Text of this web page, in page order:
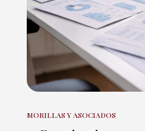
MORILLAS Y ASOCIADOS